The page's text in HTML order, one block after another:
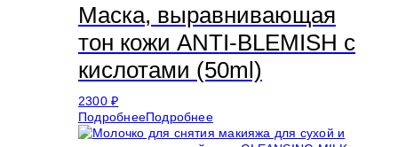
Маска, выравнивающая
тон кожи ANTI-BLEMISH с
кислотами (50ml)
2300₽
ПодробнееПодробнее